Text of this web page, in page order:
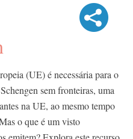
(UE) é necessária para o
sem fronteiras, uma
na UE, ao mesmo tempo
o que é um visto